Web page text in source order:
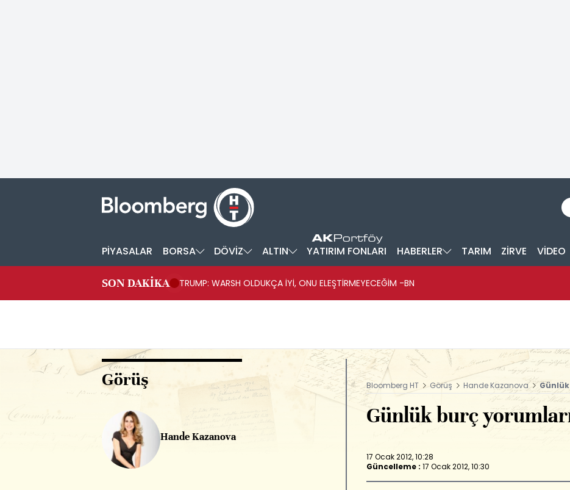
PİYASALAR BORSA DÖVİZ ALTIN YATIRIM FONLARI HABERLER TARIM ZİRVE VİDEO
SON DAKİKA TRUMP: WARSH OLDUKÇA İYİ, ONU ELEŞTİRMEYECEĞİM -BN
Görüş
Hande Kazanova
Bloomberg HT Görüş Hande Kazanova
Günlük burç
17 Ocak 2012, 10:28
Güncelleme : 17 Ocak 2012, 10:30